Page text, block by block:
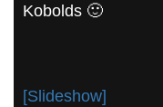
Kobolds 🙂
[Slideshow]